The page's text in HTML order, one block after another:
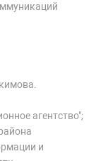
агентство";
и